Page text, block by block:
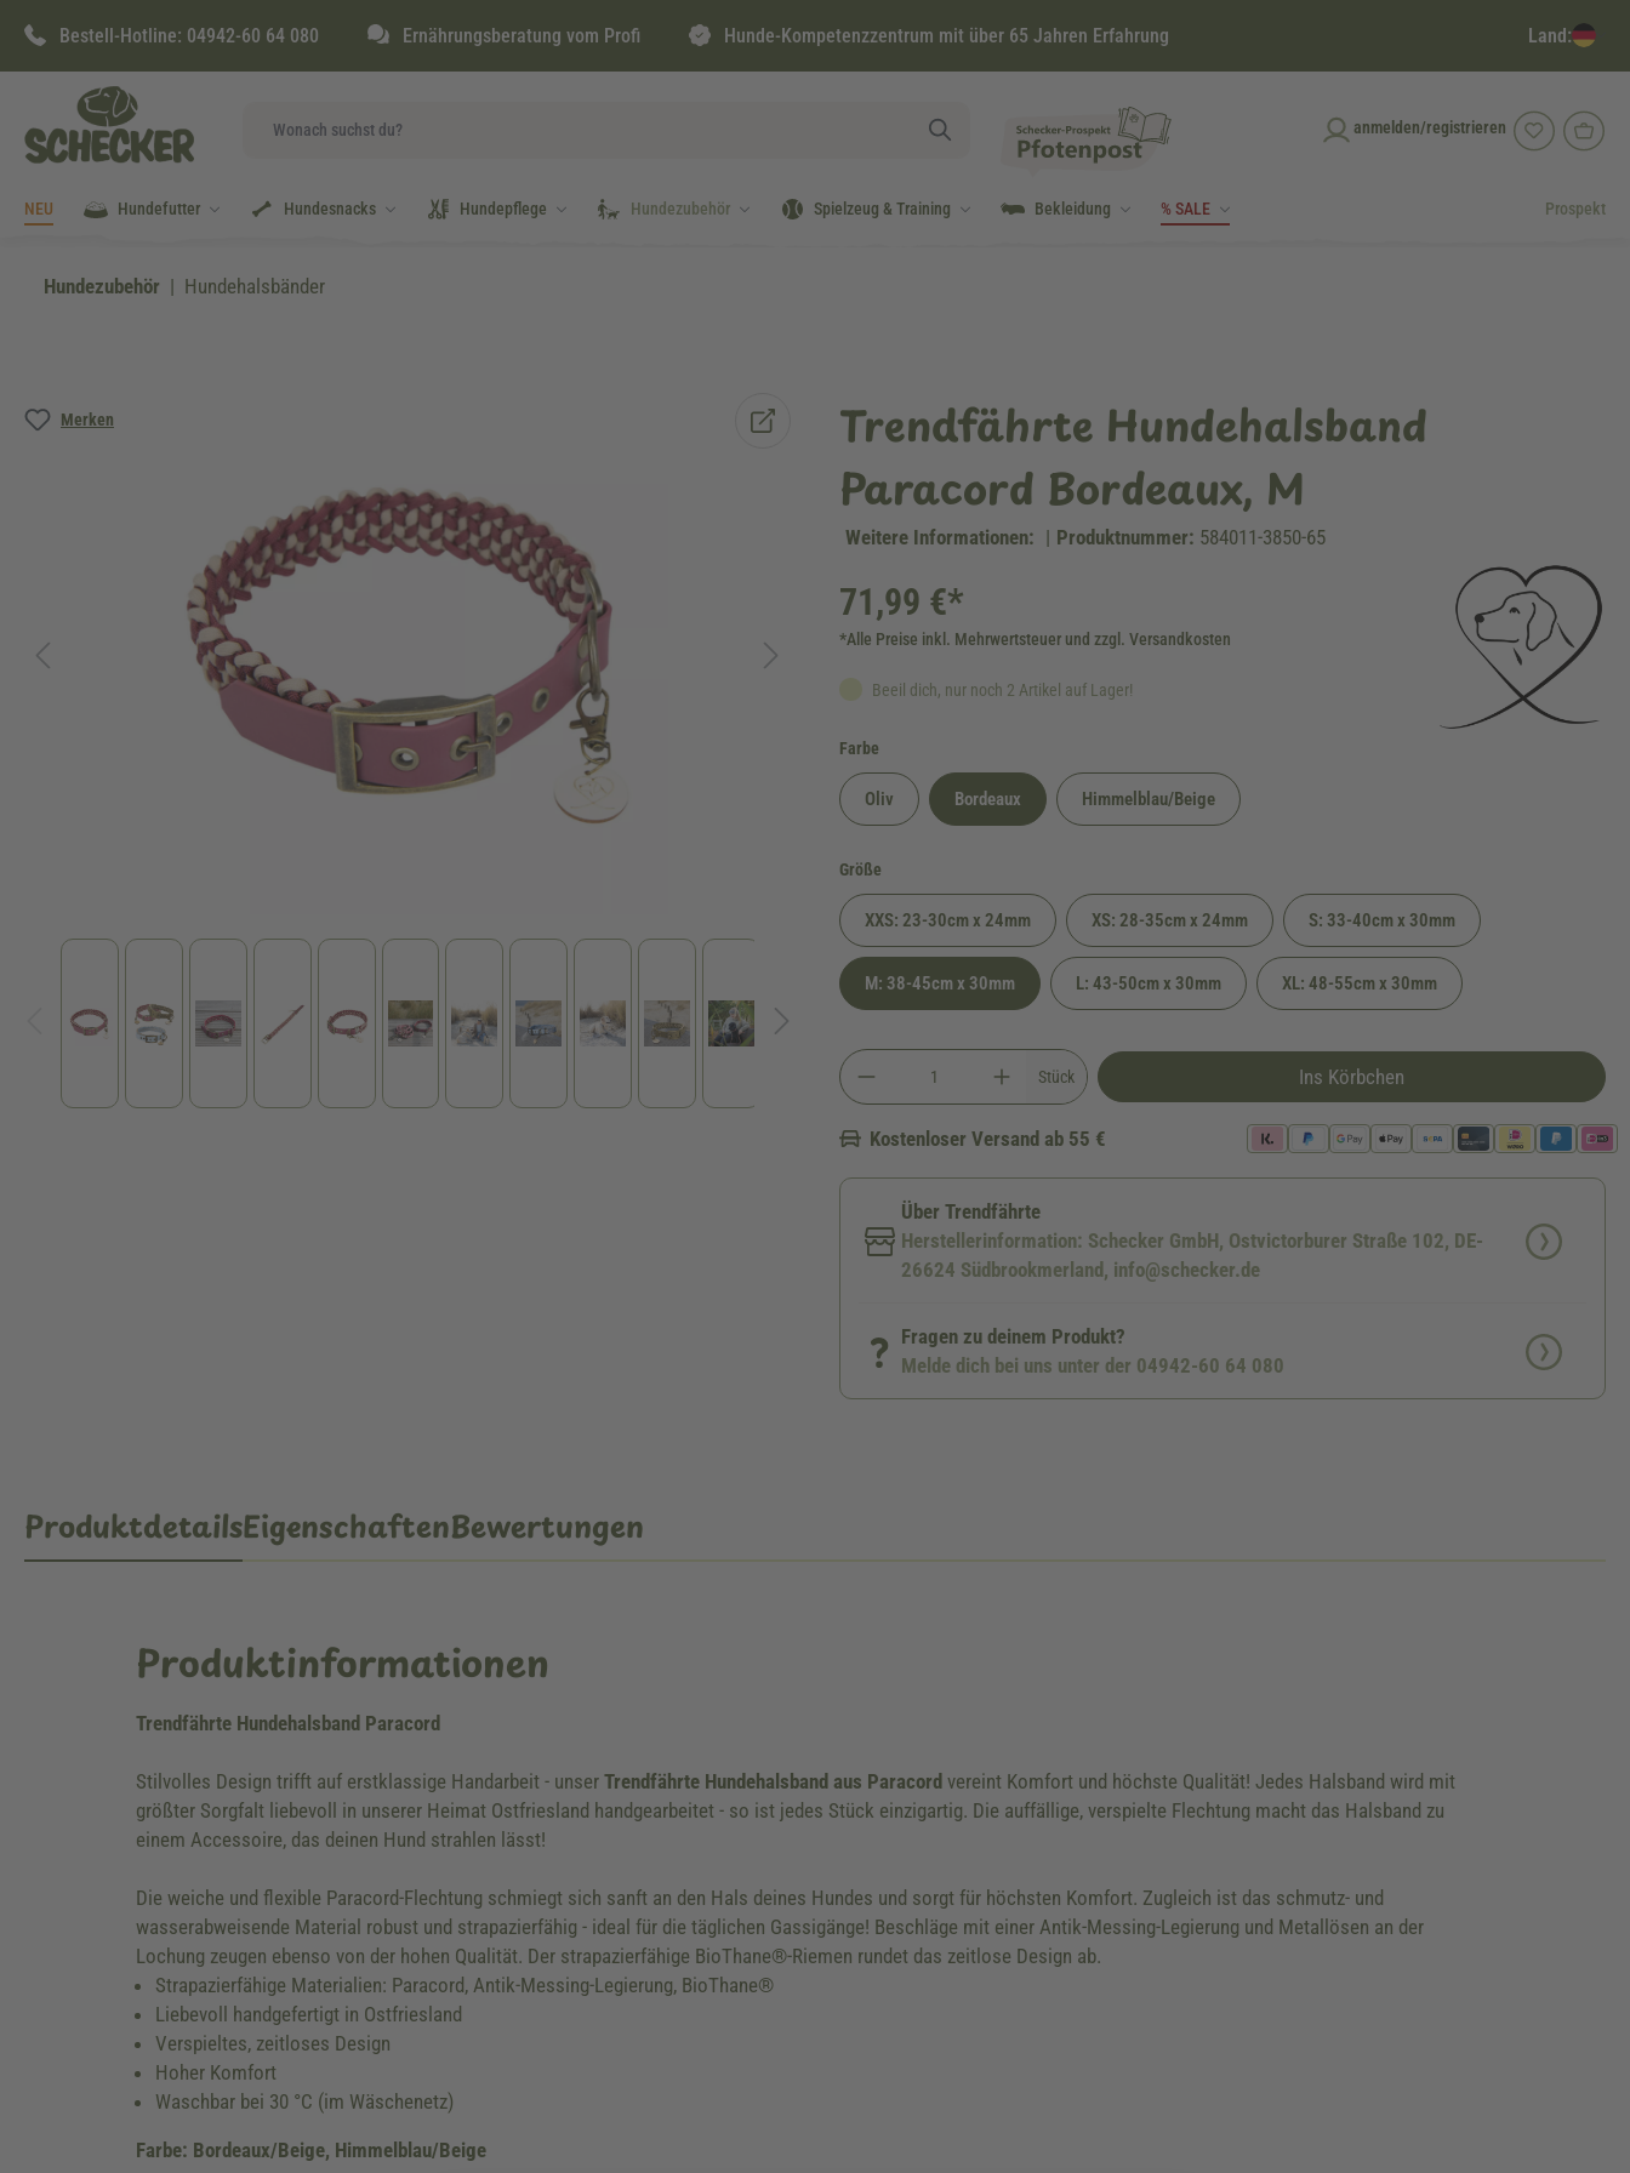
Zur Hauptnavigation springen
Bestell-Hotline: 04942-60 64 080 Ernährungsberatung vom Profi Hunde-Kompetenzzentrum mit über 65 Jahren Erfahrung Land:
anmelden/registrieren
NEU Hundefutter Hundesnacks Hundepflege Hundezubehör Spielzeug & Training Bekleidung % SALE Prospekt
Hundezubehör Hundehalsbänder
Merken
Bildergalerie überspringen
Trendfährte Hundehalsband
Paracord Bordeaux, M
Weitere Informationen: | Produktnummer: 584011-3850-65
71,99 €*
*Alle Preise inkl. Mehrwertsteuer und zzgl. Versandkosten
Beeil dich, nur noch 2 Artikel auf Lager!
Farbe
Oliv Bordeaux Himmelblau/Beige
Größe
XXS: 23-30cm x 24mm XS: 28-35cm x 24mm S: 33-40cm x 30mm
M: 38-45cm x 30mm L: 43-50cm x 30mm XL: 48-55cm x 30mm
Stück Ins Körbchen
Kostenloser Versand ab 55 €
Über Trendfährte
Herstellerinformation: Schecker GmbH, Ostvictorburer Straße 102, DE-
26624 Südbrookmerland, info@schecker.de
Fragen zu deinem Produkt?
Melde dich bei uns unter der 04942-60 64 080
ProduktdetailsEigenschaftenBewertungen
Produktinformationen
Trendfährte Hundehalsband Paracord
Stilvolles Design trifft auf erstklassige Handarbeit - unser Trendfährte Hundehalsband aus Paracord vereint Komfort und höchste Qualität! Jedes Halsband wird mit
größter Sorgfalt liebevoll in unserer Heimat Ostfriesland handgearbeitet - so ist jedes Stück einzigartig. Die auffällige, verspielte Flechtung macht das Halsband zu
einem Accessoire, das deinen Hund strahlen lässt!
Die weiche und flexible Paracord-Flechtung schmiegt sich sanft an den Hals deines Hundes und sorgt für höchsten Komfort. Zugleich ist das schmutz- und
wasserabweisende Material robust und strapazierfähig - ideal für die täglichen Gassigänge! Beschläge mit einer Antik-Messing-Legierung und Metallösen an der
Lochung zeugen ebenso von der hohen Qualität. Der strapazierfähige BioThane®-Riemen rundet das zeitlose Design ab.
Strapazierfähige Materialien: Paracord, Antik-Messing-Legierung, BioThane®
Liebevoll handgefertigt in Ostfriesland
Verspieltes, zeitloses Design
Hoher Komfort
Waschbar bei 30 °C (im Wäschenetz)
Farbe: Bordeaux/Beige, Himmelblau/Beige